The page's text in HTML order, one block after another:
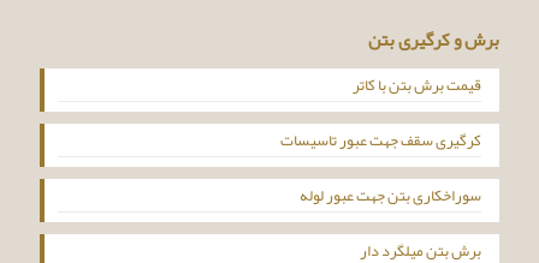
برش و کرگیری بتن
قیمت برش بتن با کاتر
کرگیری سقف جهت عبور تاسیسات
سوراخکاری بتن جهت عبور لوله
برش بتن میلگرد دار